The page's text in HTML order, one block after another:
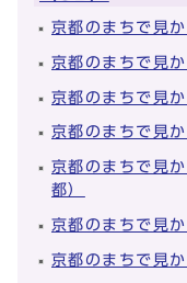
京都のまちで見
京都のまちで見
京都のまちで見
京都のまちで見
京都のまちで見
都）
京都のまちで見
京都のまちで見